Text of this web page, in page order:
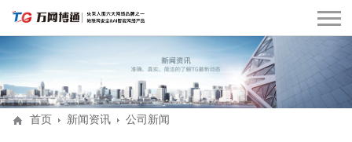
首页 新闻资讯 公司新闻